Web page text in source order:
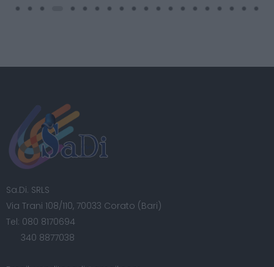
Sa.Di. SRLS
Via Trani 108/110, 70033 Corato (Bari)
Tel: 080 8170694
340 8877038